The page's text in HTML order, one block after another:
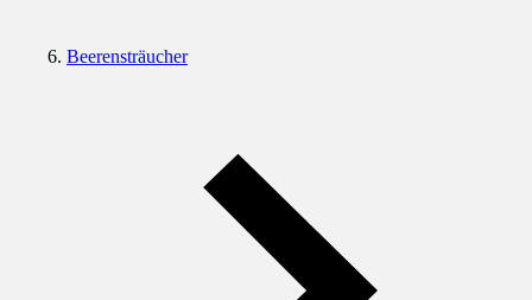
Beerensträucher